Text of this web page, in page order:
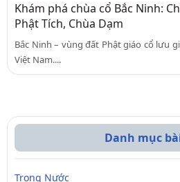
Khám phá chùa cổ Bắc Ninh:
Phật Tích, Chùa Dạm
Bắc Ninh – vùng đất Phật giáo cổ lưu
Việt Nam....
Danh mục
Trong Nước